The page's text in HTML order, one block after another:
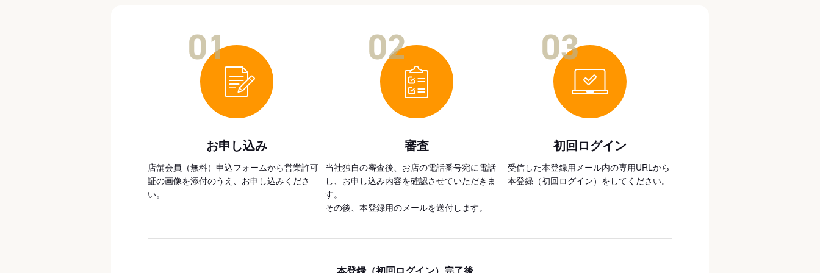
お申し込み
店舗会員（無料）申込フォームから営業許可
証の画像を添付のうえ、お申し込みくださ
い。
審査
当社独自の審査後、お店の電話番号宛に電話
し、お申し込み内容を確認させていただきま
す。
その後、本登録用のメールを送付します。
初回ログイン
受信した本登録用メール内の専用URLから
本登録（初回ログイン）をしてください。